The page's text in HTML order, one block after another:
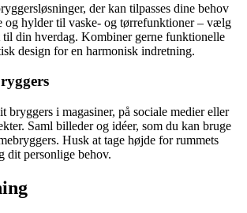
der kan tilpasses dine behov
og hylder til vaske- og tørrefunktioner – vælg
til din hverdag. Kombiner gerne funktionelle
design for en harmonisk indretning.
bryggers i magasiner, på sociale medier eller
Saml billeder og idéer, som du kan bruge
Husk at tage højde for rummets
dit personlige behov.